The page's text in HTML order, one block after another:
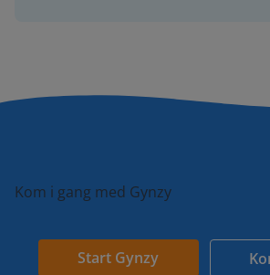
Kom i gang med Gynzy
Start Gynzy